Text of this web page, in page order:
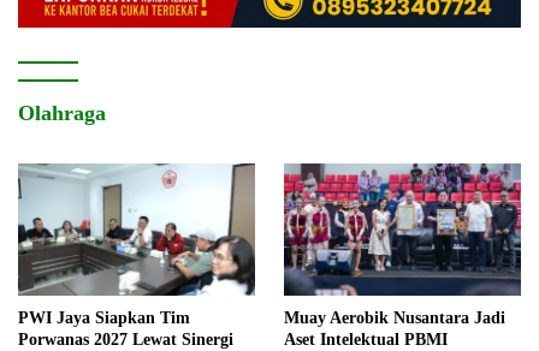
Olahraga
PWI Jaya Siapkan Tim
Porwanas 2027 Lewat Sinergi
Muay Aerobik Nusantara Jadi
Aset Intelektual PBMI